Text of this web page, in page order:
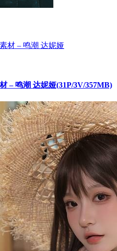
– 鸣潮 达妮娅(31P/3V/357MB)